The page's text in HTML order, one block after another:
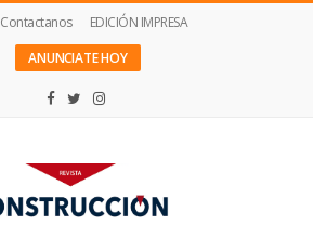
Contactanos
EDICIÓN IMPRESA
ANUNCIATE HOY